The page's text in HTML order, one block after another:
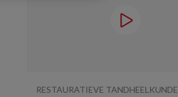
RESTAURATIEVE TANDHEELKUNDE